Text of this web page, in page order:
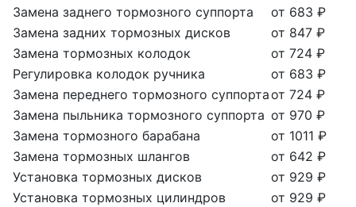
Замена заднего тормозного суппорта
от 683 ₽
Замена задних тормозных дисков
от 847 ₽
Замена тормозных колодок
от 724 ₽
Регулировка колодок ручника
от 683 ₽
Замена переднего тормозного суппортаот 724 ₽
Замена пыльника тормозного суппорта от 970 ₽
Замена тормозного барабана
от 1011 ₽
Замена тормозных шлангов
от 642 ₽
Установка тормозных дисков
от 929 ₽
Установка тормозных цилиндров
от 929 ₽